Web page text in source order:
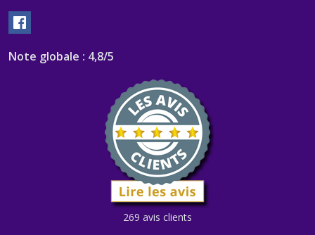
Note globale : 4,8/5
269 avis clients